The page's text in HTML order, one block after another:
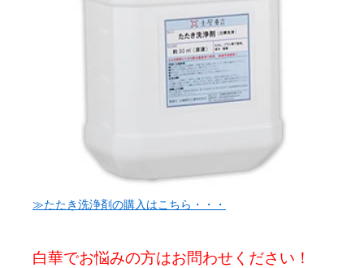
≫たたき洗浄剤の購入はこちら・・・
白華でお悩みの方はお問わせください！